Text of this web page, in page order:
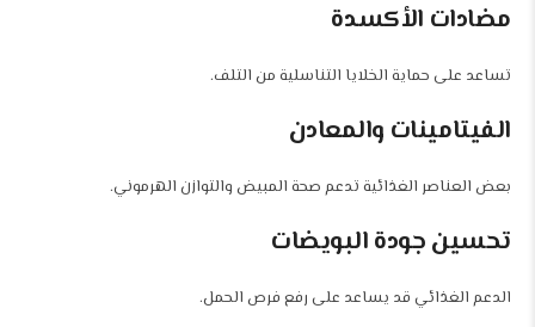
مضادات الأكسدة
تساعد على حماية الخلايا التناسلية من التلف.
الفيتامينات والمعادن
بعض العناصر الغذائية تدعم صحة المبيض والتوازن الهرموني.
تحسين جودة البويضات
الدعم الغذائي قد يساعد على رفع فرص الحمل.